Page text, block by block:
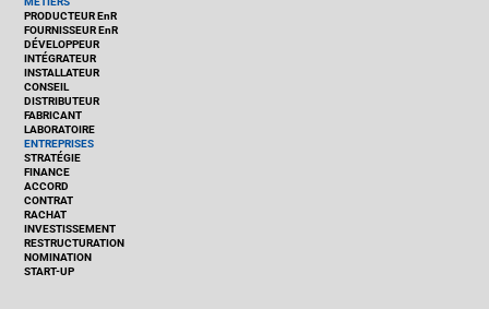
PRODUCTEUR EnR
FOURNISSEUR EnR
DÉVELOPPEUR
INTÉGRATEUR
INSTALLATEUR
CONSEIL
DISTRIBUTEUR
FABRICANT
LABORATOIRE
ENTREPRISES
STRATÉGIE
FINANCE
ACCORD
CONTRAT
RACHAT
INVESTISSEMENT
RESTRUCTURATION
NOMINATION
START-UP